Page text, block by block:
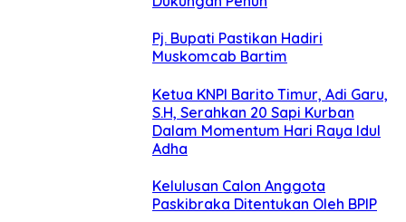
Pj. Bupati Pastikan Hadiri
Muskomcab Bartim
Ketua KNPI Barito Timur, Adi Garu,
S.H, Serahkan 20 Sapi Kurban
Dalam Momentum Hari Raya Idul
Adha
Kelulusan Calon Anggota
Paskibraka Ditentukan Oleh BPIP